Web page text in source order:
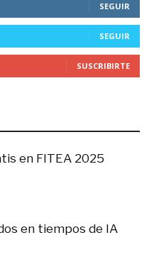
SEGUIR
SEGUIR
SUSCRIBIRTE
en FITEA 2025
en tiempos de IA